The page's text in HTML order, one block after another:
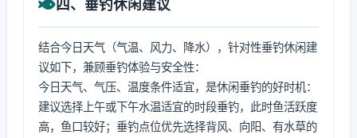
四、垂钓休闲建议
结合今日天气（气温、风力、降水），针对性垂钓休闲建
议如下，兼顾垂钓体验与安全性：
今日天气、气压、温度条件适宜，是休闲垂钓的好时机：
建议选择上午或下午水温适宜的时段垂钓，此时鱼活跃度
高，鱼口较好；垂钓点位优先选择背风、向阳、有水草的